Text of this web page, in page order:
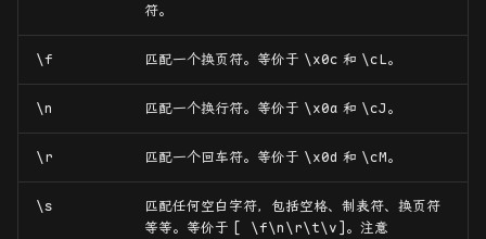
符。
\f 匹配一个换页符。等价于 \x0c 和 \cL。
\n 匹配一个换行符。等价于 \x0a 和 \cJ。
\r 匹配一个回车符。等价于 \x0d 和 \cM。
\s
匹配任何空白字符，包括空格、制表符、换页符
等等。等价于 [ \f\n\r\t\v]。注意